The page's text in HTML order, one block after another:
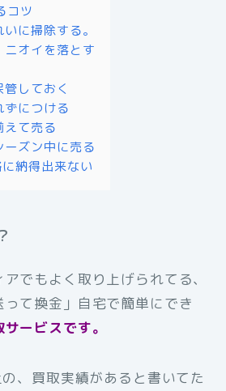
コツ
に掃除する。
ニオイを落とす
しておく
ずにつける
えて売る
ーズン中に売る
納得出来ない
でもよく取り上げられてる、
って換金」自宅で簡単にでき
ービスです。
、買取実績があると書いてた